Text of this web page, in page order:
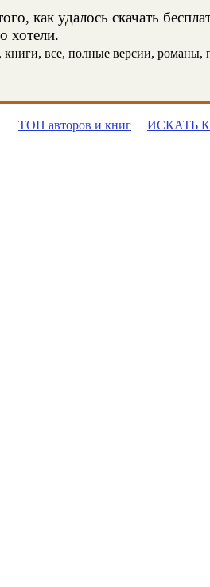
как удалось скачать
хотели.
все, полные версии, романы,
ТОП авторов и книг ИСКАТЬ